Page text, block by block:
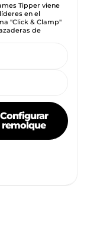
Tipper viene
en el
"Click & Clamp"
de
Configurar
remolque